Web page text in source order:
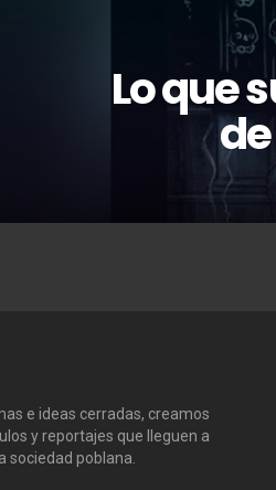
Lo que
e ideas cerradas, creamos
y reportajes que lleguen a
sociedad poblana.